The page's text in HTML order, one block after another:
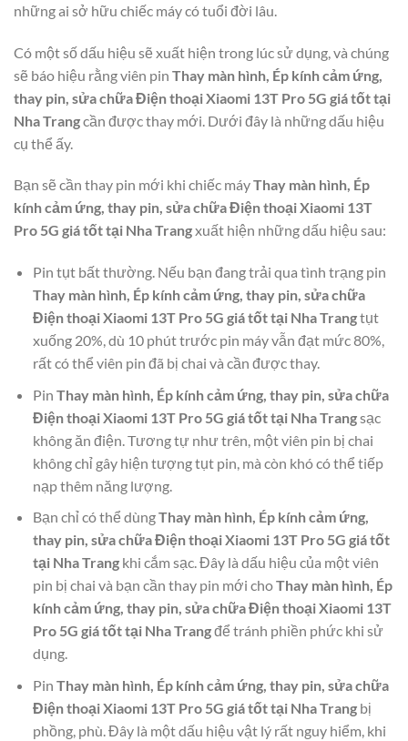
những ai sở hữu chiếc máy có tuổi đời lâu.
Có một số dấu hiệu sẽ xuất hiện trong lúc sử dụng, và chúng
sẽ báo hiệu rằng viên pin Thay màn hình, Ép kính cảm ứng,
thay pin, sửa chữa Điện thoại Xiaomi 13T Pro 5G giá tốt tại
Nha Trangcần được thay mới. Dưới đây là những dấu hiệu
cụ thể ấy.
Bạn sẽ cần thay pin mới khi chiếc máyThay màn hình, Ép
kính cảm ứng, thay pin, sửa chữa Điện thoại Xiaomi 13T
Pro 5G giá tốt tại Nha Trangxuất hiện những dấu hiệu sau:
Pin tụt bất thường. Nếu bạn đang trải qua tình trạng pin
Thay màn hình, Ép kính cảm ứng, thay pin, sửa chữa
Điện thoại Xiaomi 13T Pro 5G giá tốt tại Nha Trangtụt
xuống 20%, dù 10 phút trước pin máy vẫn đạt mức 80%,
rất có thể viên pin đã bị chai và cần được thay.
Pin Thay màn hình, Ép kính cảm ứng, thay pin, sửa chữa
Điện thoại Xiaomi 13T Pro 5G giá tốt tại Nha Trangsạc
không ăn điện. Tương tự như trên, một viên pin bị chai
không chỉ gây hiện tượng tụt pin, mà còn khó có thể tiếp
nạp thêm năng lượng.
Bạn chỉ có thể dùngThay màn hình, Ép kính cảm ứng,
thay pin, sửa chữa Điện thoại Xiaomi 13T Pro 5G giá tốt
tại Nha Trangkhi cắm sạc. Đây là dấu hiệu của một viên
pin bị chai và bạn cần thay pin mới choThay màn hình, Ép
kính cảm ứng, thay pin, sửa chữa Điện thoại Xiaomi 13T
Pro 5G giá tốt tại Nha Trangđể tránh phiền phức khi sử
dụng.
Pin Thay màn hình, Ép kính cảm ứng, thay pin, sửa chữa
Điện thoại Xiaomi 13T Pro 5G giá tốt tại Nha Trangbị
phồng, phù. Đây là một dấu hiệu vật lý rất nguy hiểm, khi